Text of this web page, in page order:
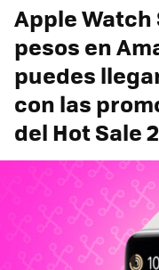
Apple Watch
pesos en
puedes
con las
del Hot Sale